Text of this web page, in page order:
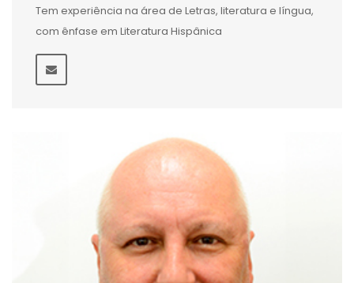
Tem experiência na área de Letras, literatura e língua,
com ênfase em Literatura Hispânica